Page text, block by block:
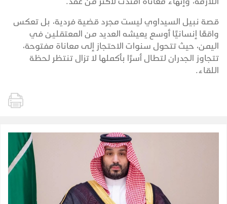
قصة نبيل السيداوي ليست مجرد قضية فردية، بل تعكس
واقعًا إنسانيًا أوسع يعيشه العديد من المعتقلين في
اليمن، حيث تتحول سنوات الاحتجاز إلى معاناة مفتوحة،
تتجاوز الجدران لتطال أسرًا بأكملها لا تزال تنتظر لحظة
اللقاء.